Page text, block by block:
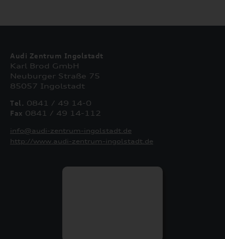
Audi Zentrum Ingolstadt
Karl Brod GmbH
Neuburger Straße 75
85057 Ingolstadt
Tel. 0841 / 49 14-0
Fax 0841 / 49 14-112
info@audi-zentrum-ingolstadt.de
http://www.audi-zentrum-ingolstadt.de